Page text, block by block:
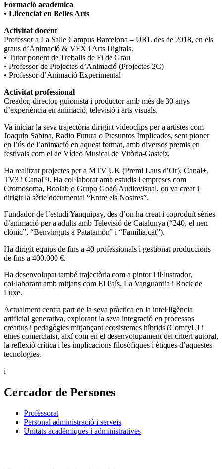
Formació acadèmica
• Llicenciat en Belles Arts
Activitat docent
Professor a La Salle Campus Barcelona – URL des de 2018, en els
graus d’Animació & VFX i Arts Digitals.
• Tutor ponent de Treballs de Fi de Grau
• Professor de Projectes d’Animació (Projectes 2C)
• Professor d’Animació Experimental
Activitat professional
Creador, director, guionista i productor amb més de 30 anys
d’experiència en animació, televisió i arts visuals.
Va iniciar la seva trajectòria dirigint videoclips per a artistes com
Joaquín Sabina, Radio Futura o Presuntos Implicados, sent pioner
en l’ús de l’animació en aquest format, amb diversos premis en
festivals com el de Vídeo Musical de Vitòria-Gasteiz.
Ha realitzat projectes per a MTV UK (Premi Laus d’Or), Canal+,
TV3 i Canal 9. Ha col·laborat amb estudis i empreses com
Cromosoma, Boolab o Grupo Godó Audiovisual, on va crear i
dirigir la sèrie documental “Entre els Nostres”.
Fundador de l’estudi Yanquipay, des d’on ha creat i coproduït sèries
d’animació per a adults amb Televisió de Catalunya (“240, el nen
clònic”, “Benvinguts a Patatamón” i “Família.cat”).
Ha dirigit equips de fins a 40 professionals i gestionat produccions
de fins a 400.000 €.
Ha desenvolupat també trajectòria com a pintor i il·lustrador,
col·laborant amb mitjans com El País, La Vanguardia i Rock de
Luxe.
Actualment centra part de la seva pràctica en la intel·ligència
artificial generativa, explorant la seva integració en processos
creatius i pedagògics mitjançant ecosistemes híbrids (ComfyUI i
eines comercials), així com en el desenvolupament del criteri autoral,
la reflexió crítica i les implicacions filosòfiques i ètiques d’aquestes
tecnologies.
i
Cercador de Persones
Professorat
Personal administració i serveis
Unitats acadèmiques i administratives